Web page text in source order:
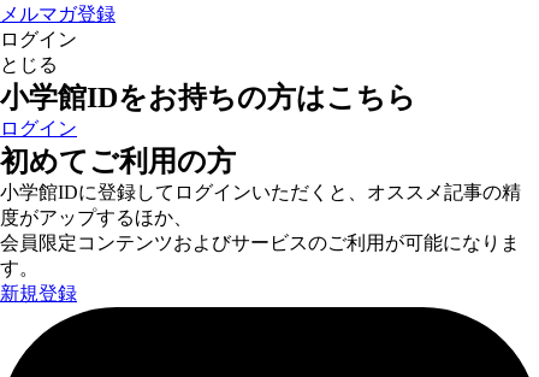
メルマガ登録
ログイン
とじる
小学館IDをお持ちの方はこちら
ログイン
初めてご利用の方
小学館IDに登録してログインいただくと、オススメ記事の精
度がアップするほか、
会員限定コンテンツおよびサービスのご利用が可能になりま
す。
新規登録